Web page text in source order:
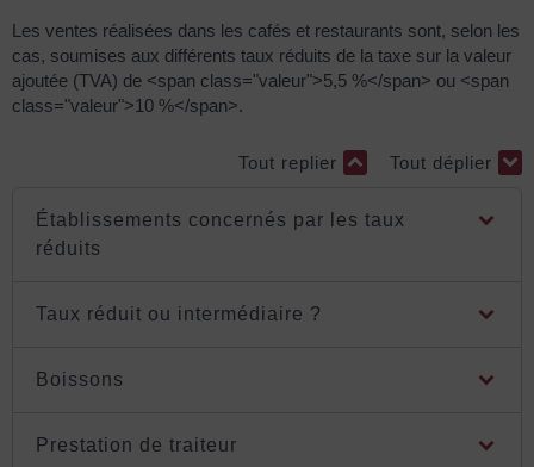
Les ventes réalisées dans les cafés et restaurants sont, selon les
cas, soumises aux différents taux réduits de la taxe sur la valeur
ajoutée (TVA) de <span class="valeur">5,5 %</span> ou <span
class="valeur">10 %</span>.
Tout replier Tout déplier
Établissements concernés par les taux
réduits
Taux réduit ou intermédiaire ?
Boissons
Prestation de traiteur